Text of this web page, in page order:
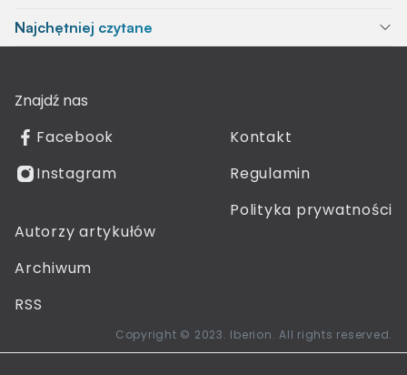
Najchętniej czytane
Znajdź nas
Facebook
Instagram
Kontakt
Regulamin
Polityka prywatności
Autorzy artykułów
Archiwum
RSS
Copyright © 2023. Iberion. All rights reserved.